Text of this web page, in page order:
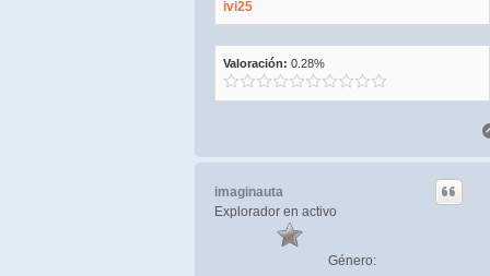
ivi25
Valoración: 0.28%
imaginauta
Explorador en activo
Género: